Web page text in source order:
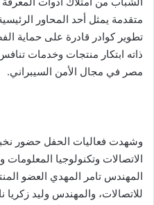
متقدمة يمثل أحد المحاور
تطوير كوادر قادرة على حماية
ذاته ابتكار منتجات وخدمات
مصر في مجال الأمن السيبراني.
وشهدت فعاليات الحفل حضور
الاتصالات وتكنولوجيا المعلومات
المهندس تامر المهدي العضو
للاتصالات، والمهندس وليد